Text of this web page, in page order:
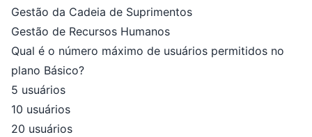
Gestão da Cadeia de Suprimentos
Gestão de Recursos Humanos
Qual é o número máximo de usuários permitidos no
plano Básico?
5 usuários
10 usuários
20 usuários